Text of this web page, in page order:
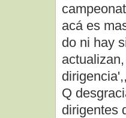
acá es
do ni hay
Q
dirigentes